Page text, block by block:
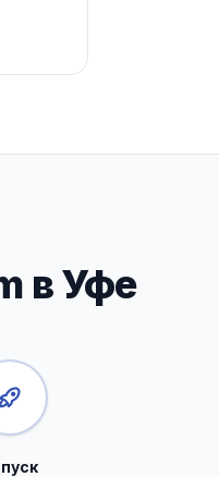
в Уфе